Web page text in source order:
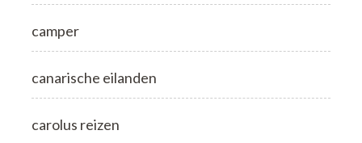
camper
canarische eilanden
carolus reizen